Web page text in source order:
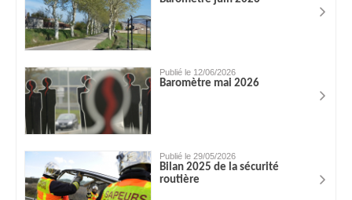
Publié le 12/06/2026
Baromètre mai 2026
Publié le 29/05/2026
Bilan 2025 de la sécurité
routière